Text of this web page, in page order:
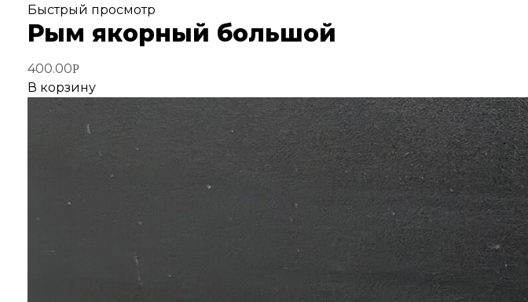
Добавить
в
Быстрый просмотр
Рым якорный большой
400.00Р
В корзину